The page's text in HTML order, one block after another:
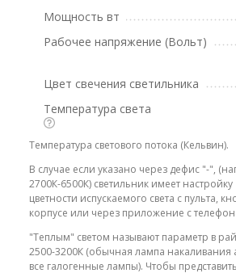
Мощность вт
Рабочее напряжение (Вольт)
Цвет свечения светильника
Температура света
Температура светового потока (Кельвин).
В случае если указано через дефис "-",
2700К-6500К) светильник имеет настройку
цветности испускаемого света с пульта,
корпусе или через приложение с
"Теплым" светом называют параметр в
2500-3200К (обычная лампа накаливания
все галогенные лампы). Чтобы